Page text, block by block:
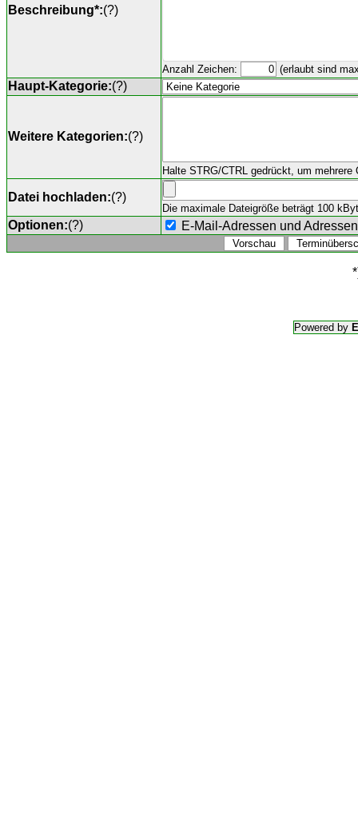
Beschreibung*:(?)
Anzahl Zeichen: (erlaubt sind
Haupt-Kategorie:(?)
Weitere Kategorien:(?)
Halte STRG/CTRL gedrückt, um mehrere
Datei hochladen:(?)
Die maximale Dateigröße beträgt 100
Optionen:(?) E-Mail-Adressen und
Powered by